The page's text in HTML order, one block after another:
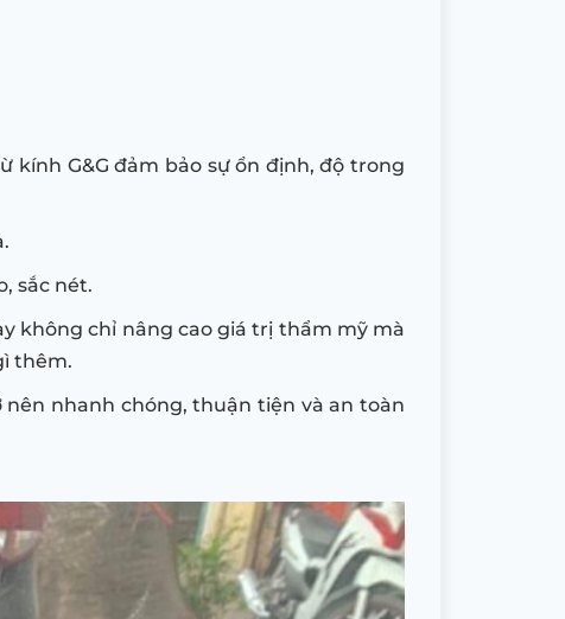
kính G&G đảm bảo sự ổn định, độ trong
sắc nét.
không chỉ nâng cao giá trị thẩm mỹ mà
thêm.
nhanh chóng, thuận tiện và an toàn